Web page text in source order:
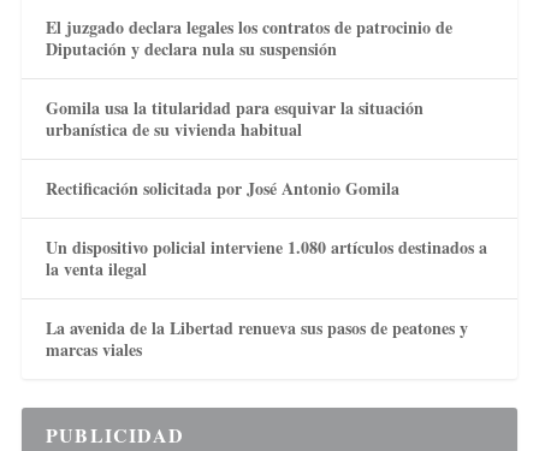
El juzgado declara legales los contratos de patrocinio de
Diputación y declara nula su suspensión
Gomila usa la titularidad para esquivar la situación
urbanística de su vivienda habitual
Rectificación solicitada por José Antonio Gomila
Un dispositivo policial interviene 1.080 artículos destinados a
la venta ilegal
La avenida de la Libertad renueva sus pasos de peatones y
marcas viales
PUBLICIDAD